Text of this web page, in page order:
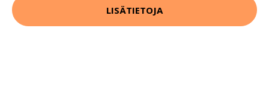
LISÄTIETOJA